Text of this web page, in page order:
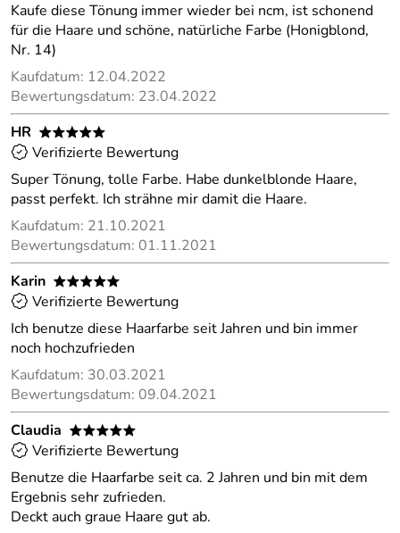
Kaufe diese Tönung immer wieder bei ncm, ist schonend
für die Haare und schöne, natürliche Farbe (Honigblond,
Nr. 14)
Kaufdatum: 12.04.2022
Bewertungsdatum: 23.04.2022
HR
*****
Verifizierte Bewertung
Super Tönung, tolle Farbe. Habe dunkelblonde Haare,
passt perfekt. Ich strähne mir damit die Haare.
Kaufdatum: 21.10.2021
Bewertungsdatum: 01.11.2021
Karin
*****
Verifizierte Bewertung
Ich benutze diese Haarfarbe seit Jahren und bin immer
noch hochzufrieden
Kaufdatum: 30.03.2021
Bewertungsdatum: 09.04.2021
Claudia
*****
Verifizierte Bewertung
Benutze die Haarfarbe seit ca. 2 Jahren und bin mit dem
Ergebnis sehr zufrieden.
Deckt auch graue Haare gut ab.